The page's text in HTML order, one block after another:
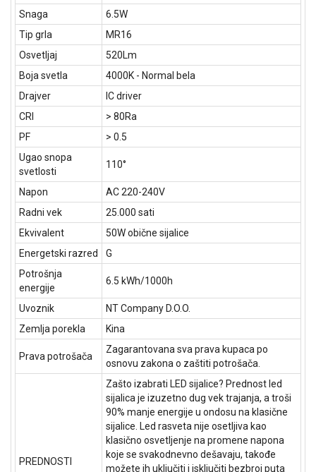
Snaga
6.5W
Tip grla
MR16
Osvetljaj
520Lm
Boja svetla
4000K - Normal bela
Drajver
IC driver
CRI
> 80Ra
PF
> 0.5
Ugao snopa
svetlosti
110°
Napon
AC 220-240V
Radni vek
25.000 sati
Ekvivalent
50W obične sijalice
Energetski razred
G
Potrošnja
energije
6.5 kWh/1000h
Uvoznik
NT Company D.O.O.
Zemlja porekla
Kina
Prava potrošača
Zagarantovana sva prava kupaca po
osnovu zakona o zaštiti potrošača.
PREDNOSTI
Zašto izabrati LED sijalice? Prednost led
sijalica je izuzetno dug vek trajanja, a troši
90% manje energije u ondosu na klasične
sijalice. Led rasveta nije osetljiva kao
klasično osvetljenje na promene napona
koje se svakodnevno dešavaju, takođe
možete ih uključiti i isključiti bezbroj puta